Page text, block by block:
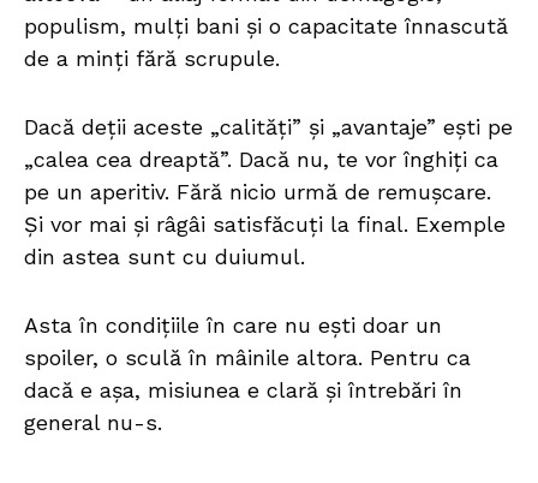
populism, mulți bani și o capacitate înnascută
de a minți fără scrupule.
Dacă deții aceste „calități” și „avantaje” ești pe
„calea cea dreaptă”. Dacă nu, te vor înghiți ca
pe un aperitiv. Fără nicio urmă de remușcare.
Și vor mai și râgâi satisfăcuți la final. Exemple
din astea sunt cu duiumul.
Asta în condițiile în care nu ești doar un
spoiler, o sculă în mâinile altora. Pentru ca
dacă e așa, misiunea e clară și întrebări în
general nu-s.